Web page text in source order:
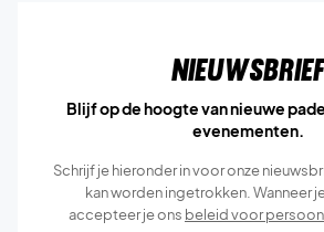
Nieuwsbrief
Blijf op de hoogte van nieuwe
evenementen.
Schrijf je hieronder in voor onze
kan worden ingetrokken. Wanneer
accepteer je ons beleid voor